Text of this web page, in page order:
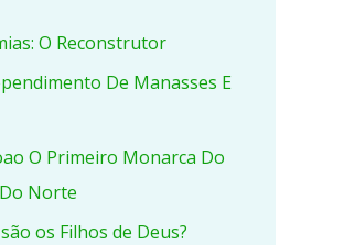
O Reconstrutor
De Manasses E
O Primeiro Monarca Do
Norte
os Filhos de Deus?